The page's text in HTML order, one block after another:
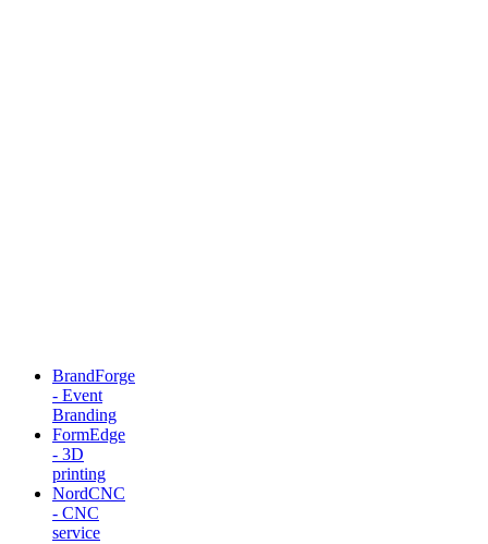
BrandForge
- Event
Branding
FormEdge
- 3D
printing
NordCNC
- CNC
service